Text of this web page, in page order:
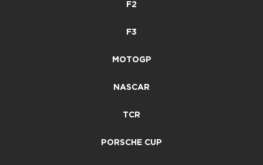
F2
F3
MOTOGP
NASCAR
TCR
PORSCHE CUP